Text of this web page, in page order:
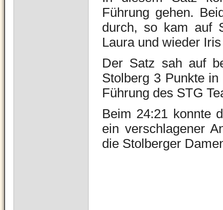
Führung gehen.
durch, so kam auf
Laura und wieder
Der Satz sah auf
Stolberg 3 Punkte
Führung des STG
Beim 24:21 konnte
ein verschlagener
die Stolberger